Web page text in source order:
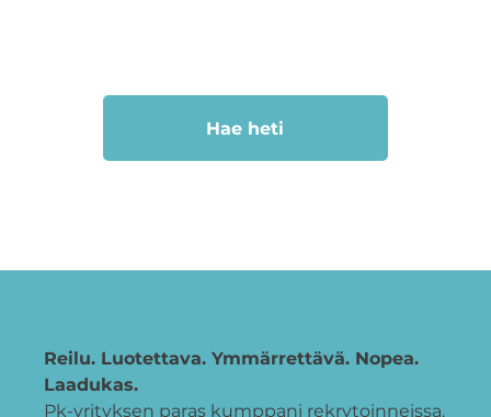
Hae heti
Reilu. Luotettava. Ymmärrettävä. Nopea.
Laadukas.
Pk-yrityksen paras kumppani rekrytoinneissa.